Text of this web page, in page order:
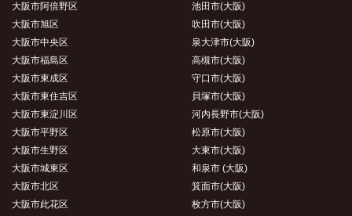
大阪市阿倍野区
大阪市旭区
大阪市中央区
大阪市福島区
大阪市東成区
大阪市東住吉区
大阪市東淀川区
大阪市平野区
大阪市生野区
大阪市城東区
大阪市北区
大阪市此花区
池田市(大阪)
吹田市(大阪)
泉大津市(大阪)
高槻市(大阪)
守口市(大阪)
貝塚市(大阪)
河内長野市(大阪)
松原市(大阪)
大東市(大阪)
和泉市 (大阪)
箕面市(大阪)
枚方市(大阪)